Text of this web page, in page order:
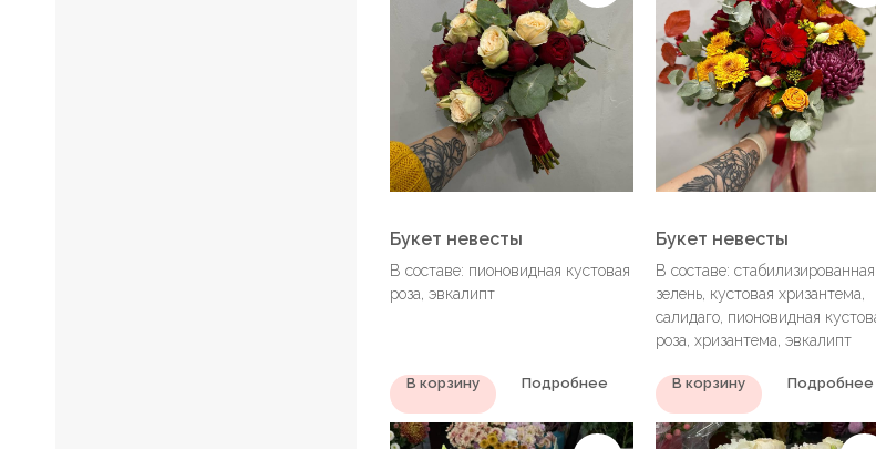
Букет невесты
В составе: пионовидная кустовая
роза, эвкалипт
В корзину Подробнее
Букет невесты
В составе: стабилизированная
зелень, кустовая хризантема,
салидаго, пионовидная
роза, хризантема, эвкалипт
В корзину Подробнее